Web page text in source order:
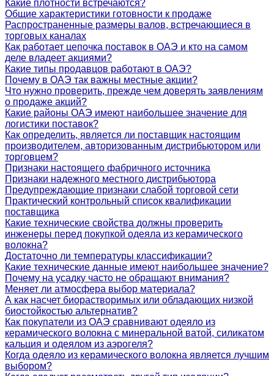
Какие плотности встречаются?
Общие характеристики готовности к продаже
Распространенные размеры валов, встречающиеся в
торговых каналах
Как работает цепочка поставок в ОАЭ и кто на самом
деле владеет акциями?
Какие типы продавцов работают в ОАЭ?
Почему в ОАЭ так важны местные акции?
Что нужно проверить, прежде чем доверять заявлениям
о продаже акций?
Какие районы ОАЭ имеют наибольшее значение для
логистики поставок?
Как определить, является ли поставщик настоящим
производителем, авторизованным дистрибьютором или
торговцем?
Признаки настоящего фабричного источника
Признаки надежного местного дистрибьютора
Предупреждающие признаки слабой торговой сети
Практический контрольный список квалификации
поставщика
Какие технические свойства должны проверить
инженеры перед покупкой одеяла из керамического
волокна?
Достаточно ли температуры классификации?
Какие технические данные имеют наибольшее значение?
Почему на усадку часто не обращают внимания?
Меняет ли атмосфера выбор материала?
А как насчет биорастворимых или обладающих низкой
биостойкостью альтернатив?
Как покупатели из ОАЭ сравнивают одеяло из
керамического волокна с минеральной ватой, силикатом
кальция и одеялом из аэрогеля?
Когда одеяло из керамического волокна является лучшим
выбором?